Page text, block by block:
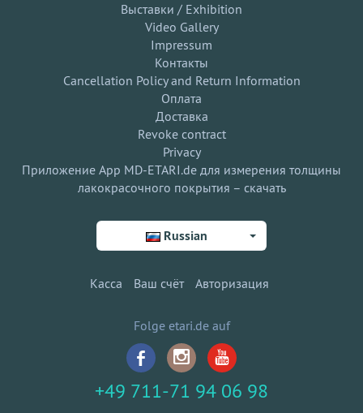
Выставки / Exhibition
Video Gallery
Impressum
Контакты
Cancellation Policy and Return Information
Оплата
Доставка
Revoke contract
Privacy
Приложение App MD-ETARI.de для измерения толщины
лакокрасочного покрытия – скачать
Russian
Касса Ваш счёт Авторизация
Folge etari.de auf
+49 711-71 94 06 98